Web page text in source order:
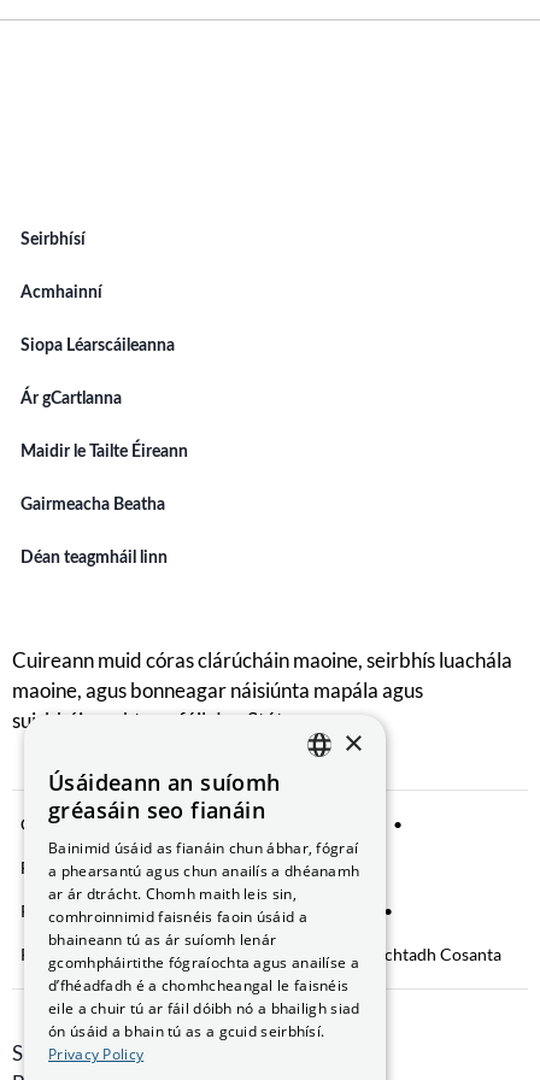
Seirbhísí
Acmhainní
Siopa Léarscáileanna
Ár gCartlanna
Maidir le Tailte Éireann
Gairmeacha Beatha
Déan teagmháil linn
Cuireann muid córas clárúcháin maoine, seirbhís luachála
maoine, agus bonneagar náisiúnta mapála agus
suirbhéireachta ar fáil don Stát.
Comhroinnt Sonraí Fógra Príobháideachta
Fianáin a bhainistiú Saoráil Faisnéise
Ráiteas Inrochtaineachta Brústocaireacht
Rochtain ar Fhaisnéis faoin gComhshaol Nochtadh Cosanta
Smithfield Hall, Margadh na Feirme,
×
Úsáideann an suíomh
gréasáin seo fianáin
Bainimid úsáid as fianáin chun ábhar, fógraí
a phearsantú agus chun anailís a dhéanamh
ar ár dtrácht. Chomh maith leis sin,
comhroinnimid faisnéis faoin úsáid a
bhaineann tú as ár suíomh lenár
gcomhpháirtithe fógraíochta agus anailíse a
d’fhéadfadh é a chomhcheangal le faisnéis
eile a chuir tú ar fáil dóibh nó a bhailigh siad
ón úsáid a bhain tú as a gcuid seirbhísí.
Privacy Policy